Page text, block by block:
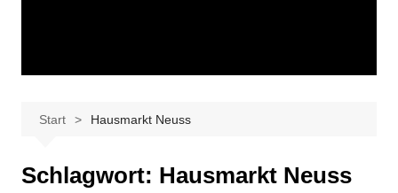
Start Hausmarkt Neuss
Schlagwort: Hausmarkt Neuss